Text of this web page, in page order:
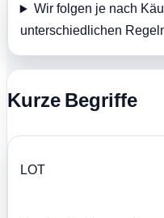
Wir folgen je nach
unterschiedlichen
Kurze Begriffe
LOT